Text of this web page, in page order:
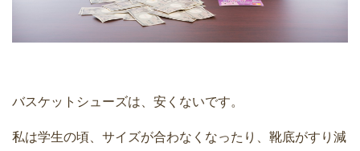
バスケットシューズは、安くないです。
私は学生の頃、サイズが合わなくなったり、靴底がすり減